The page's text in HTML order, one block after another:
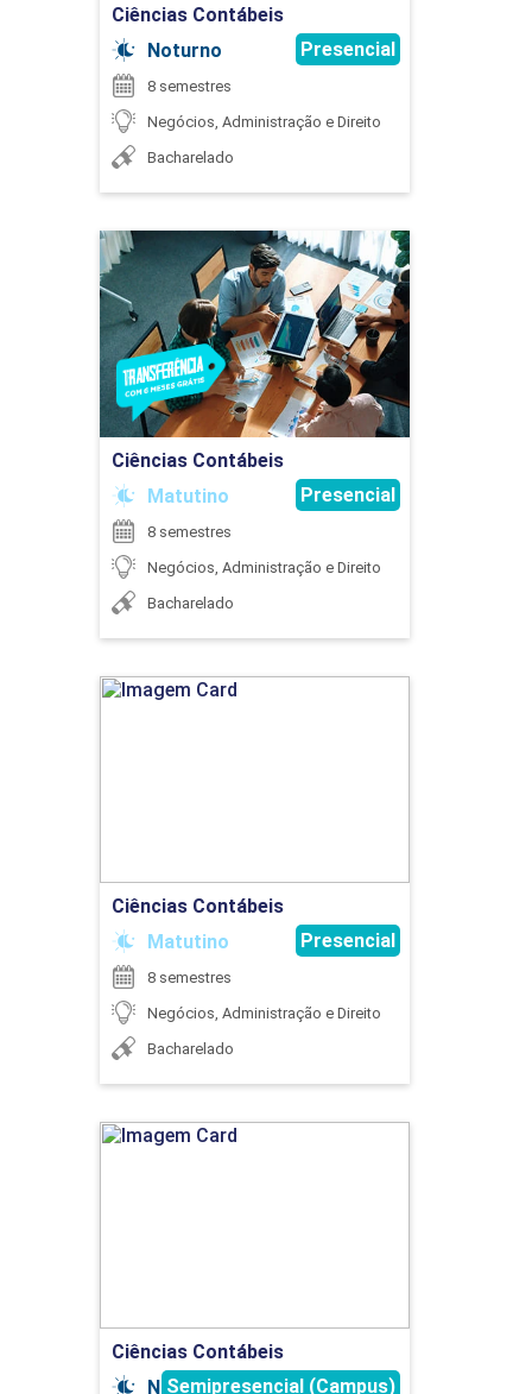
LIDERANÇA E GESTÃO DE EQUIPES
MARKETING
75
MATEMÁTICA INTRODUTÓRIA E
RACIOCÍNIO LÓGICO
MÉTODOS QUANTITATIVOS
PLANEJAMENTO DE CARREIRA EM
Ciências Contábeis
Noturno
Presencial
8 semestres
Negócios, Administração e Direito
Bacharelado
Ciências Contábeis
Matutino
Presencial
8 semestres
Negócios, Administração e Direito
Bacharelado
Ciências Contábeis
Detalhes do curso
Ir para Inscrição
Ciências Contábeis
Matutino
Presencial
8 semestres
Negócios, Administração e Direito
Bacharelado
Ciências Contábeis
Noturno
Semipresencial (Campus)